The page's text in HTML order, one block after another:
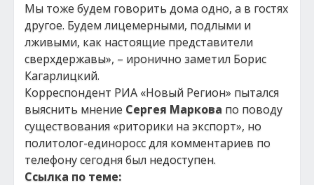
Мы тоже будем говорить дома одно, а в гостях
другое. Будем лицемерными, подлыми и
лживыми, как настоящие представители
сверхдержавы», – иронично заметил Борис
Кагарлицкий.
Корреспондент РИА «Новый Регион» пытался
выяснить мнение Сергея Маркова по поводу
существования «риторики на экспорт», но
политолог-единоросс для комментариев по
телефону сегодня был недоступен.
Ссылка по теме: